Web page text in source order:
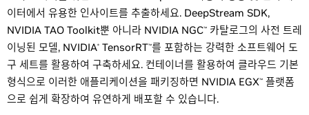
이터에서 유용한 인사이트를 추출하세요. DeepStream SDK,
NVIDIA TAO Toolkit뿐 아니라 NVIDIA NGC™
카탈로그의 사전 트레
이닝된 모델, NVIDIA® TensorRT™를 포함하는 강력한 소프트웨어 도
구 세트를 활용하여 구축하세요. 컨테이너를 활용하여 클라우드 기본
형식으로 이러한 애플리케이션을 패키징하면 NVIDIA EGX™ 플랫폼
으로 쉽게 확장하여 유연하게 배포할 수 있습니다.